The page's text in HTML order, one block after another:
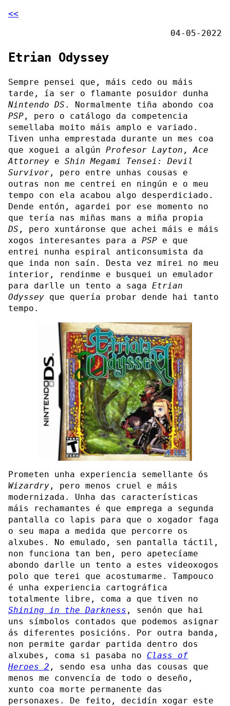
<<
04-05-2022
Etrian Odyssey
Sempre pensei que, máis cedo ou máis
tarde, ía ser o flamante posuidor dunha
Nintendo DS . Normalmente tiña abondo coa
PSP , pero o catálogo da competencia
semellaba moito máis amplo e variado.
Tiven unha emprestada durante un mes coa
que xoguei a algún Profesor Layton ,Ace
Attorney e Shin Megami Tensei: Devil
Survivor , pero entre unhas cousas e
outras non me centrei en ningún e o meu
tempo con ela acabou algo desperdiciado.
Dende entón, agardei por ese momento no
que tería nas miñas mans a miña propia
DS , pero xuntáronse que achei máis e máis
xogos interesantes para a PSP e que
entrei nunha espiral anticonsumista da
que inda non saín. Desta vez mirei no meu
interior, rendinme e busquei un emulador
para darlle un tento a saga Etrian
Odyssey que quería probar dende hai tanto
tempo.
Prometen unha experiencia semellante ós
Wizardry , pero menos cruel e máis
modernizada. Unha das características
máis rechamantes é que emprega a segunda
pantalla co lapis para que o xogador faga
o seu mapa a medida que percorre os
alxubes. No emulado, sen pantalla táctil,
non funciona tan ben, pero apetecíame
abondo darlle un tento a estes videoxogos
polo que terei que acostumarme. Tampouco
é unha experiencia cartográfica
totalmente libre, coma a que tiven no
Shining in the Darkness , senón que hai
uns símbolos contados que podemos asignar
ás diferentes posicións. Por outra banda,
non permite gardar partida dentro dos
alxubes, coma si pasaba no Class of
Heroes 2 , sendo esa unha das cousas que
menos me convencía de todo o deseño,
xunto coa morte permanente das
personaxes. De feito, decidín xogar este